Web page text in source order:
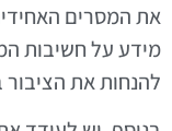
את המסרים
מידע על חשיבות
להנחות את הציבור